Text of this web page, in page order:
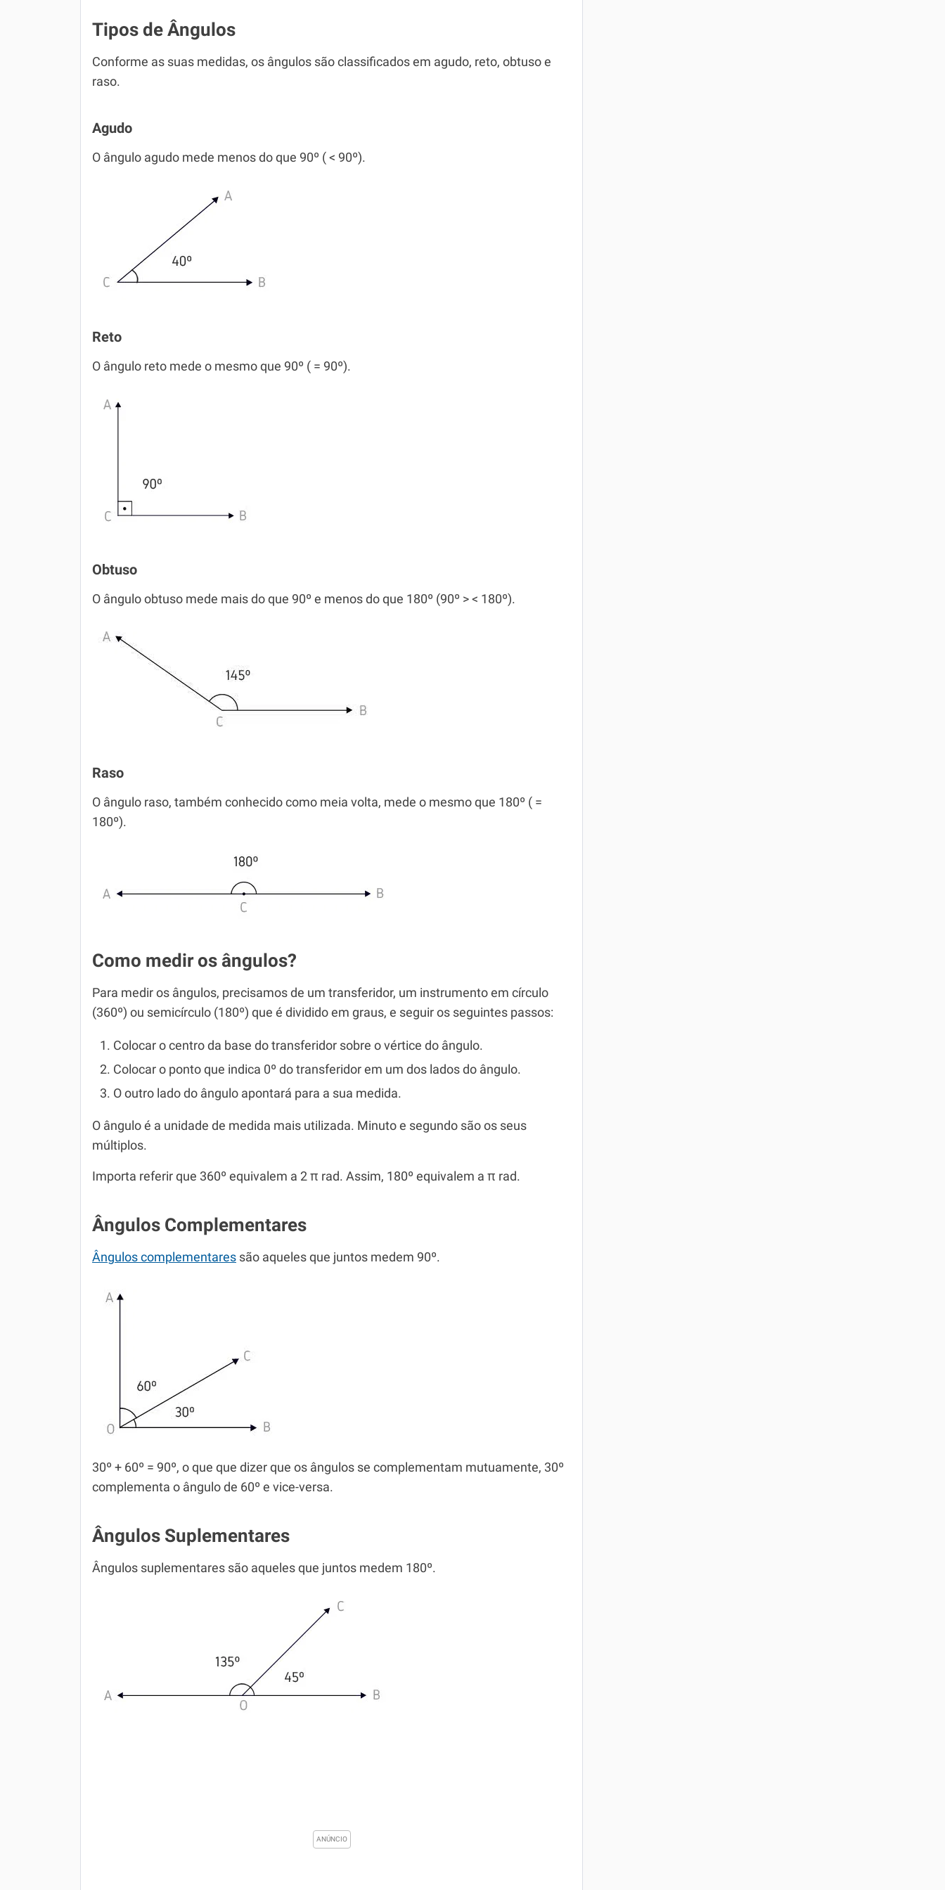
Tipos de Ângulos
Conforme as suas medidas, os ângulos são classificados em agudo, reto, obtuso e
raso.
Agudo
O ângulo agudo mede menos do que 90º ( < 90º).
Reto
O ângulo reto mede o mesmo que 90º ( = 90º).
Obtuso
O ângulo obtuso mede mais do que 90º e menos do que 180º (90º > < 180º).
Raso
O ângulo raso, também conhecido como meia volta, mede o mesmo que 180º ( =
180º).
Como medir os ângulos?
Para medir os ângulos, precisamos de um transferidor, um instrumento em círculo
(360º) ou semicírculo (180º) que é dividido em graus, e seguir os seguintes passos:
Colocar o centro da base do transferidor sobre o vértice do ângulo.
Colocar o ponto que indica 0º do transferidor em um dos lados do ângulo.
O outro lado do ângulo apontará para a sua medida.
O ângulo é a unidade de medida mais utilizada. Minuto e segundo são os seus
múltiplos.
Importa referir que 360º equivalem a 2 π rad. Assim, 180º equivalem a π rad.
Ângulos Complementares
Ângulos complementares são aqueles que juntos medem 90º.
30º + 60º = 90º, o que que dizer que os ângulos se complementam mutuamente, 30º
complementa o ângulo de 60º e vice-versa.
Ângulos Suplementares
Ângulos suplementares são aqueles que juntos medem 180º.